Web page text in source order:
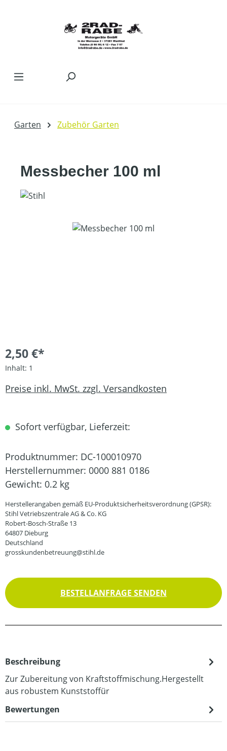
Garten Zubehör Garten
Messbecher 100 ml
Bildergalerie überspringen
2,50 €*
Inhalt: 1
Preise inkl. MwSt. zzgl. Versandkosten
Sofort verfügbar, Lieferzeit:
Produktnummer: DC-100010970
Herstellernummer: 0000 881 0186
Gewicht: 0.2 kg
Herstellerangaben gemäß EU-Produktsicherheitsverordnung (GPSR):
Stihl Vetriebszentrale AG & Co. KG
Robert-Bosch-Straße 13
64807 Dieburg
Deutschland
grosskundenbetreuung@stihl.de
BESTELLANFRAGE SENDEN
Beschreibung
Zur Zubereitung von Kraftstoffmischung.Hergestellt
aus robustem Kunststoffür
Bewertungen